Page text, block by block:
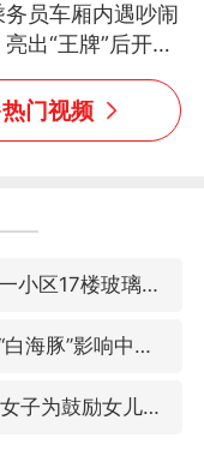
务员车厢内遇吵闹
出“王牌”后开启
音
门视频
杭州一小区17楼玻璃幕墙爆裂
台风“白海豚”影响中国已成定局
41岁女子为鼓励女儿考上985研究生